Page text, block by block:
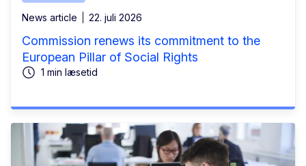
News article 22. juli 2026
Commission renews its commitment to the
European Pillar of Social Rights
1 min læsetid